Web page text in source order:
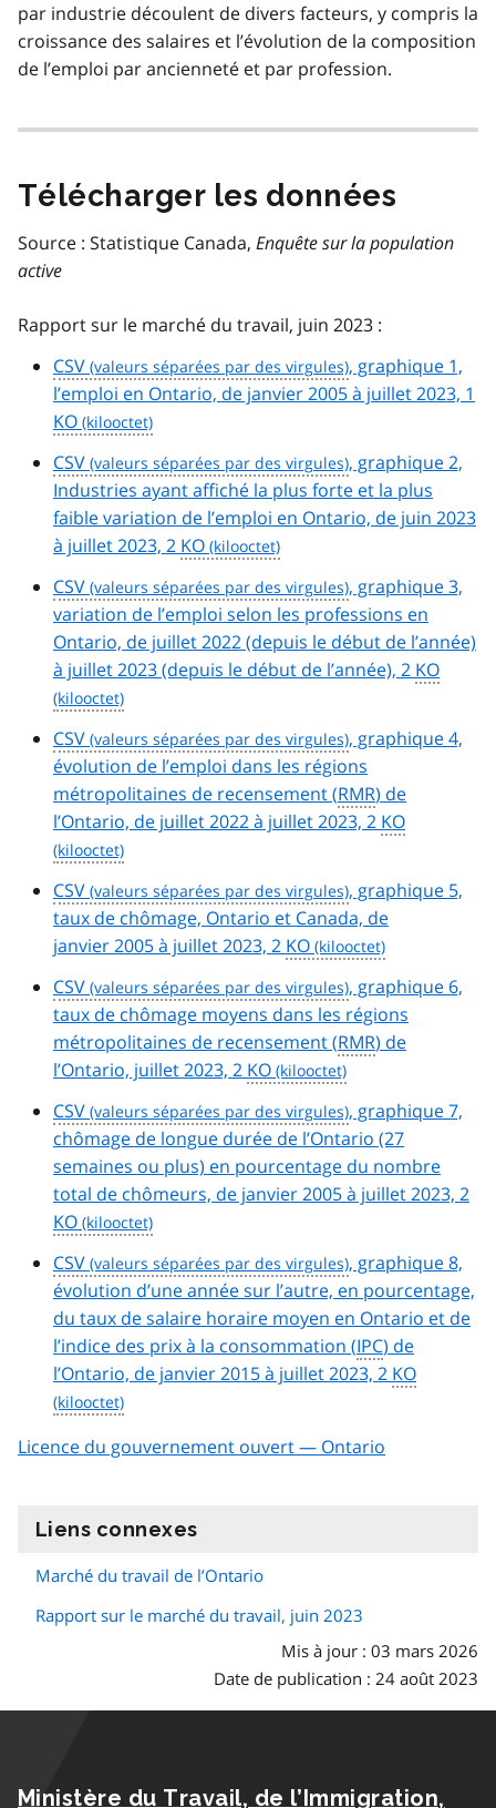
par industrie découlent de divers facteurs, y compris la
croissance des salaires et l’évolution de la composition
de l’emploi par ancienneté et par profession.
Télécharger les données
Source : Statistique Canada, Enquête sur la population
active
Rapport sur le marché du travail, juin 2023 :
CSV
, graphique 1,
l’emploi en Ontario, de janvier 2005 à juillet 2023, 1
KO
CSV
, graphique 2,
Industries ayant affiché la plus forte et la plus
faible variation de l’emploi en Ontario, de juin 2023
à juillet 2023, 2 KO
CSV
, graphique 3,
variation de l’emploi selon les professions en
Ontario, de juillet 2022 (depuis le début de l’année)
à juillet 2023 (depuis le début de l’année), 2 KO
CSV
, graphique 4,
évolution de l’emploi dans les régions
métropolitaines de recensement (RMR) de
l’Ontario, de juillet 2022 à juillet 2023, 2 KO
CSV
, graphique 5,
taux de chômage, Ontario et Canada, de
janvier 2005 à juillet 2023, 2 KO
CSV
, graphique 6,
taux de chômage moyens dans les régions
métropolitaines de recensement (RMR) de
l’Ontario, juillet 2023, 2 KO
CSV
, graphique 7,
chômage de longue durée de l’Ontario (27
semaines ou plus) en pourcentage du nombre
total de chômeurs, de janvier 2005 à juillet 2023, 2
KO
CSV
, graphique 8,
évolution d’une année sur l’autre, en pourcentage,
du taux de salaire horaire moyen en Ontario et de
l’indice des prix à la consommation (IPC) de
l’Ontario, de janvier 2015 à juillet 2023, 2 KO
Licence du gouvernement ouvert — Ontario
Liens connexes
Marché du travail de l’Ontario
Rapport sur le marché du travail, juin 2023
Mis à jour : 03 mars 2026
Date de publication : 24 août 2023
Ministère du Travail, de l’Immigration,